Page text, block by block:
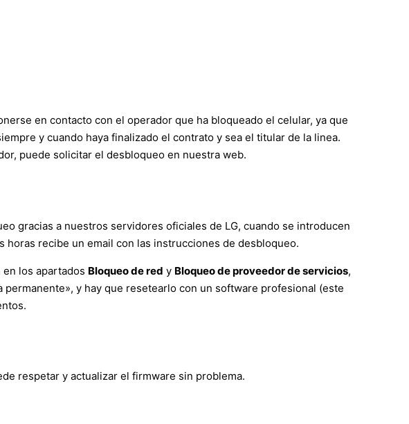
en contacto con el operador que ha bloqueado el celular, ya que
y cuando haya finalizado el contrato y sea el titular de la linea.
puede solicitar el desbloqueo en nuestra web.
gracias a nuestros servidores oficiales de LG, cuando se introducen
horas recibe un email con las instrucciones de desbloqueo.
los apartados Bloqueo de red y Bloqueo de proveedor de servicios,
y hay que resetearlo con un software profesional (este
respetar y actualizar el firmware sin problema.